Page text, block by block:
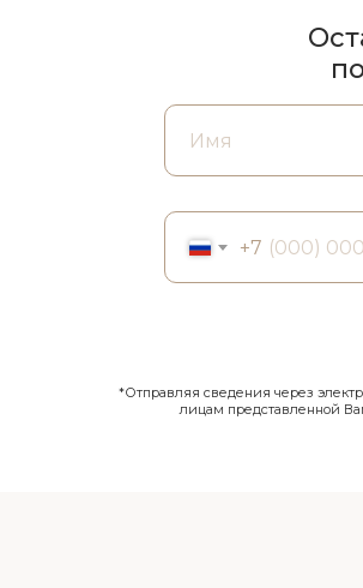
+7
*Отправляя сведения через
лицам представленной